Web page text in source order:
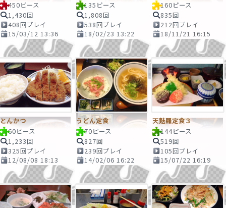
450ピース
1,430回
408回プレイ
15/03/12 13:36
135ピース
1,808回
538回プレイ
18/02/23 13:22
160ピース
835回
212回プレイ
18/11/21 16:15
とんかつ
60ピース
1,233回
325回プレイ
12/08/08 18:13
うどん定食
70ピース
827回
239回プレイ
14/02/06 16:22
天麩羅定食３
144ピース
519回
105回プレイ
15/07/22 16:19